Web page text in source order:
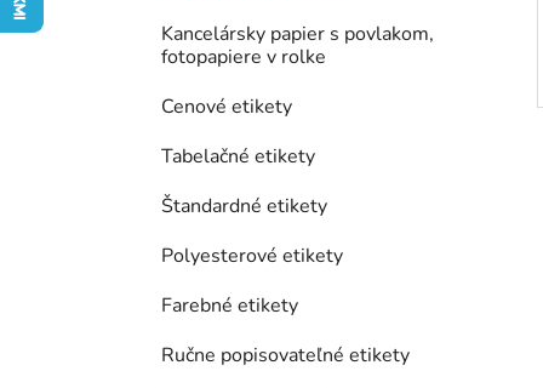
Kancelársky papier s povlakom,
fotopapiere v rolke
Cenové etikety
Tabelačné etikety
Štandardné etikety
Polyesterové etikety
Farebné etikety
Ručne popisovateľné etikety